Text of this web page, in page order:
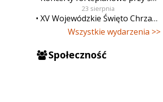
23 sierpnia
XV Wojewódzkie Święto Chrzanu
Wszystkie wydarzenia >>
Społeczność